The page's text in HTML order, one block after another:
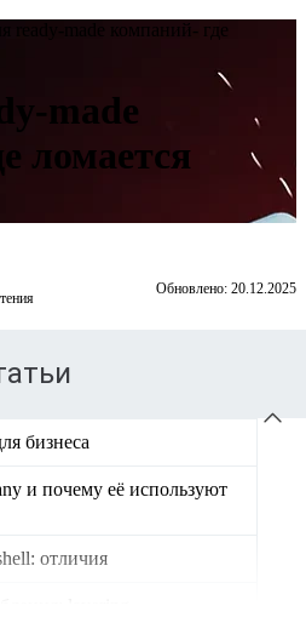
ready-made компаний- где
made
ломается
Обновлено: 20.12.2025
бизнеса
и почему её используют
отличия